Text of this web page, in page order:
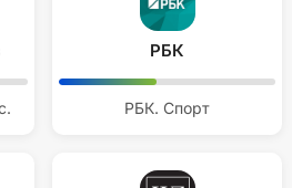
РБК
РБК. Спорт